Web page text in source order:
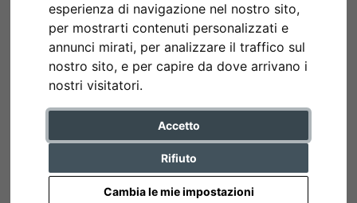
esperienza di navigazione nel nostro sito,
per mostrarti contenuti personalizzati e
annunci mirati, per analizzare il traffico sul
nostro sito, e per capire da dove arrivano i
nostri visitatori.
Accetto
Rifiuto
Cambia le mie impostazioni